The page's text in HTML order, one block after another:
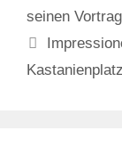
seinen
Kastanienplatz